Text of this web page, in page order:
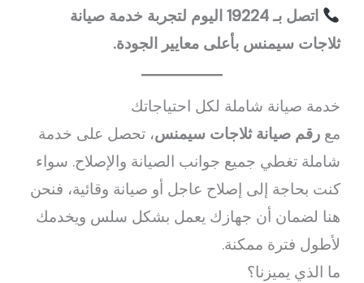
اتصل بـ 19224 اليوم لتجربة خدمة صيانة
ثلاجات سيمنس بأعلى معايير الجودة.
خدمة صيانة شاملة لكل احتياجاتك
معرقم صيانة ثلاجات سيمنس، تحصل على خدمة
شاملة تغطي جميع جوانب الصيانة والإصلاح. سواء
كنت بحاجة إلى إصلاح عاجل أو صيانة وقائية، فنحن
هنا لضمان أن جهازك يعمل بشكل سلس ويخدمك
لأطول فترة ممكنة.
ما الذي يميزنا؟